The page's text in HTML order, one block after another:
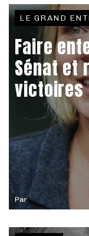
Par
LE GRAND
Faire
Sénat et
victoires